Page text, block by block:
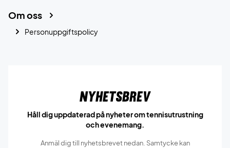
Om oss
Personuppgiftspolicy
Nyhetsbrev
Håll dig uppdaterad på nyheter om tennisutrustning
och evenemang.
Anmäl dig till nyhetsbrevet nedan. Samtycke kan